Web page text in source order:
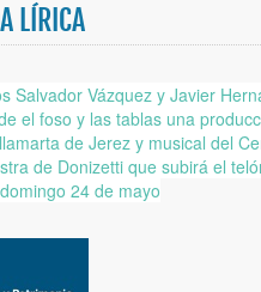
LÍRICA
Salvador Vázquez y Javier
el foso y las tablas una
de Jerez y musical del
de Donizetti que subirá el
24 de mayo